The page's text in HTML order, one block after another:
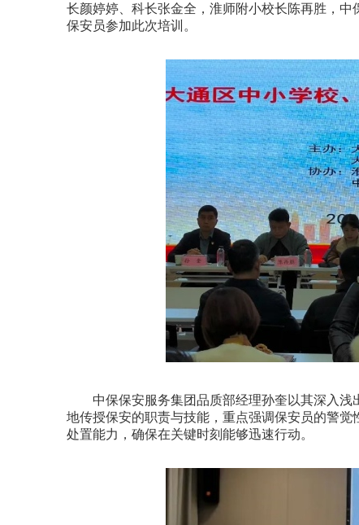
长颜婷婷、科长张金全，淮师附小校长陈再胜，
保安员参加此次培训。
中保保安服务集团品质部经理孙奎以其深入浅
地传授保安的职责与技能，重点强调保安员的警
处置能力，确保在关键时刻能够迅速行动。